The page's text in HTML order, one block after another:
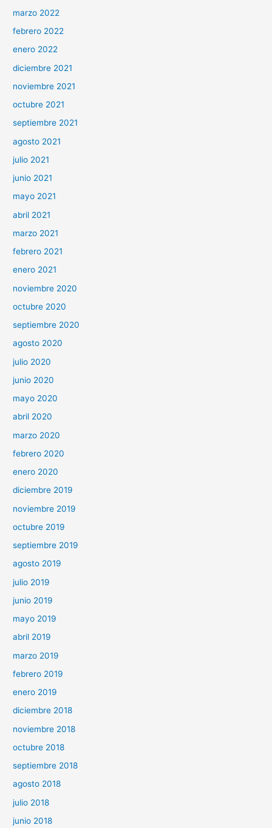
marzo 2022
febrero 2022
enero 2022
diciembre 2021
noviembre 2021
octubre 2021
septiembre 2021
agosto 2021
julio 2021
junio 2021
mayo 2021
abril 2021
marzo 2021
febrero 2021
enero 2021
noviembre 2020
octubre 2020
septiembre 2020
agosto 2020
julio 2020
junio 2020
mayo 2020
abril 2020
marzo 2020
febrero 2020
enero 2020
diciembre 2019
noviembre 2019
octubre 2019
septiembre 2019
agosto 2019
julio 2019
junio 2019
mayo 2019
abril 2019
marzo 2019
febrero 2019
enero 2019
diciembre 2018
noviembre 2018
octubre 2018
septiembre 2018
agosto 2018
julio 2018
junio 2018